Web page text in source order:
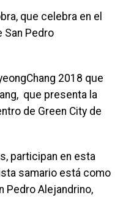
que celebra en el
San Pedro
2018 que
que presenta la
de Green City de
participan en esta
samario está como
Pedro Alejandrino,